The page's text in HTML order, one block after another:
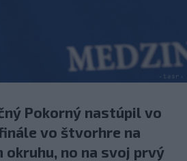
Pokorný nastúpil vo
vo štvorhre na
okruhu, no na svoj prvý